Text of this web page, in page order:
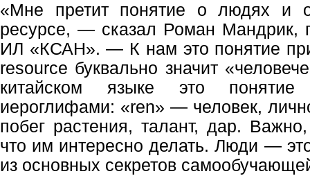
«Мне претит понятие о людях и
ресурсе, — сказал Роман Мандрик,
ИЛ «КСАН». — К нам это понятие
resource буквально значит
китайском языке это понятие
иероглифами: «ren» — человек,
побег растения, талант, дар.
что им интересно делать. Люди —
из основных секретов